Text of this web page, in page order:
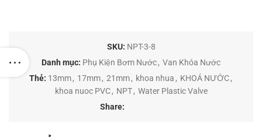
SKU: NPT-3-8
Danh mục: Phụ Kiện Bơm Nước, Van Khóa Nước
Thẻ: 13mm , 17mm , 21mm , khoa nhua , KHOÁ NƯỚC ,
khoa nuoc PVC , NPT , Water Plastic Valve
Share: